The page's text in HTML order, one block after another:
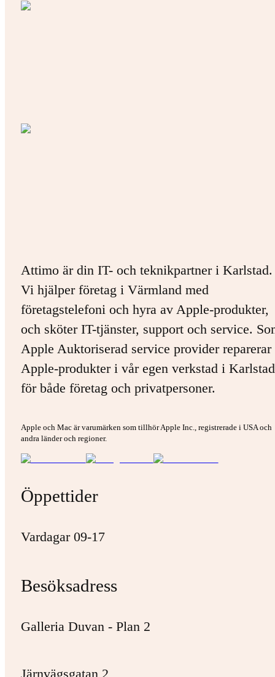
Attimo är din IT- och teknikpartner i Karlstad.
Vi hjälper företag i Värmland med
företagstelefoni och hyra av Apple-produkter,
och sköter IT-tjänster, support och service.
Apple Auktoriserad service provider
Apple-produkter i vår egen verkstad i
för både företag och privatpersoner.
Apple och Mac är varumärken som tillhör Apple Inc., registrerade i USA och
andra länder och regioner.
Öppettider
Vardagar 09-17
Besöksadress
Galleria Duvan - Plan 2
Järnvägsgatan 2